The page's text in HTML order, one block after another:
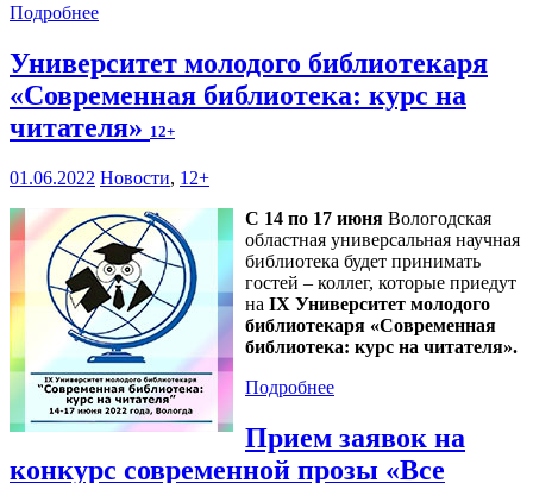
Подробнее
Университет молодого библиотекаря
«Современная библиотека: курс на
читателя» 12+
01.06.2022 Новости, 12+
С 14 по 17 июня Вологодская
областная универсальная научная
библиотека будет принимать
гостей – коллег, которые приедут
на IX Университет молодого
библиотекаря «Современная
библиотека: курс на читателя».
Подробнее
Прием заявок на
конкурс современной прозы «Все